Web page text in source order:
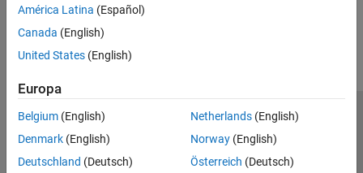
América Latina (Español)
Canada (English)
United States (English)
Europa
Belgium (English)
Denmark (English)
Deutschland (Deutsch)
Netherlands(English)
Norway(English)
Österreich (Deutsch)
Trust Center
Datenschutz-Richtlinien
Datendiebstahl verhindern
Status von Anwendungen
© 1994-2026 The MathWorks, Inc.